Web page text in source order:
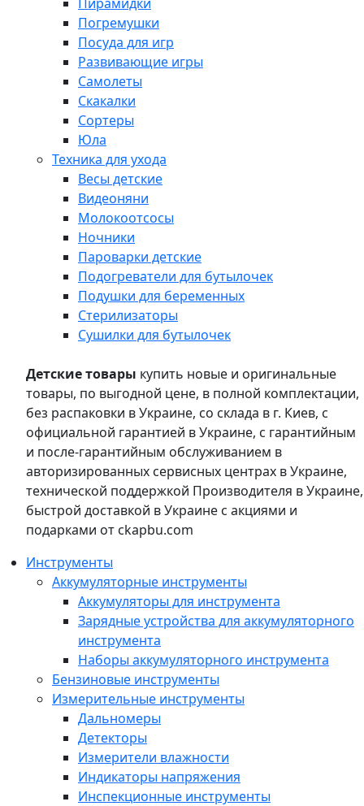
Погремушки
Посуда для игр
Развивающие игры
Самолеты
Скакалки
Сортеры
Юла
Техника для ухода
Весы детские
Видеоняни
Молокоотсосы
Ночники
Пароварки детские
Подогреватели для бутылочек
Подушки для беременных
Стерилизаторы
Сушилки для бутылочек
Детские товары купить новые и оригинальные
товары, по выгодной цене, в полной комплектации,
без распаковки в Украине, со склада в г. Киев, с
официальной гарантией в Украине, с гарантийным
и после-гарантийным обслуживанием в
авторизированных сервисных центрах в Украине,
технической поддержкой Производителя в Украине,
быстрой доставкой в Украине с акциями и
подарками от ckapbu.com
Инструменты
Аккумуляторные инструменты
Аккумуляторы для инструмента
Зарядные устройства для аккумуляторного
инструмента
Наборы аккумуляторного инструмента
Бензиновые инструменты
Измерительные инструменты
Дальномеры
Детекторы
Измерители влажности
Индикаторы напряжения
Инспекционные инструменты